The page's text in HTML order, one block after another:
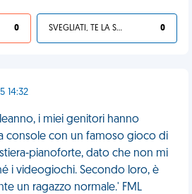
0 SVEGLIATI, TE LA SEI CERCATA! 0
14:32
i miei genitori hanno
console con un famoso gioco di
pianoforte, dato che non mi
i videogiochi. Secondo loro, è
un ragazzo normale.' FML